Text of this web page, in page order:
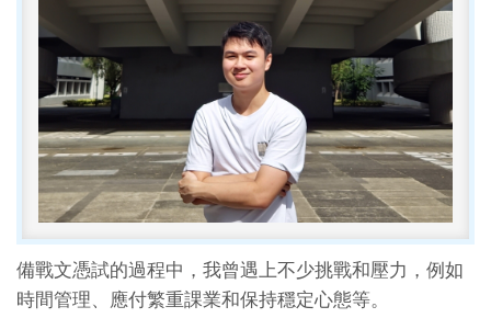
備戰文憑試的過程中，我曾遇上不少挑戰和壓力，例如
時間管理、應付繁重課業和保持穩定心態等。